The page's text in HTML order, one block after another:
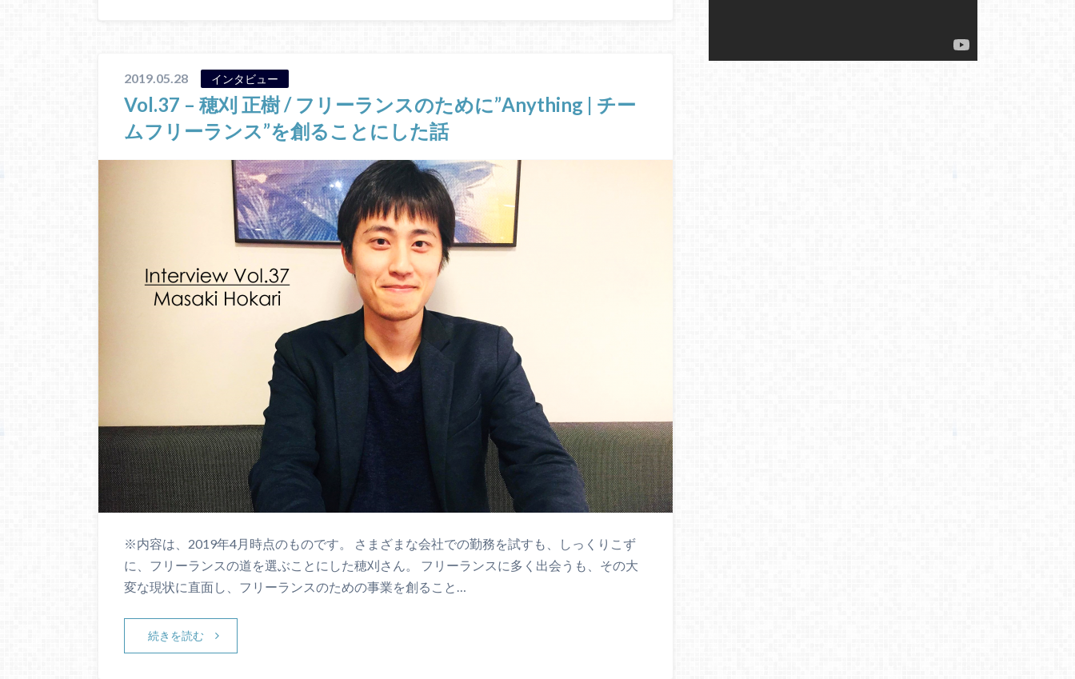
2019.05.28 インタビュー
Vol.37 – 穂刈 正樹 / フリーランスのために”Anything | チー
ムフリーランス”を創ることにした話
※内容は、2019年4月時点のものです。 さまざまな会社での勤務を試すも、しっくりこず
に、フリーランスの道を選ぶことにした穂刈さん。 フリーランスに多く出会うも、その大
変な現状に直面し、フリーランスのための事業を創ること…
続きを読む